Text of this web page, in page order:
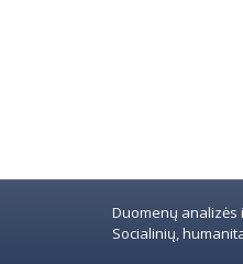
Duomenų analizės
Socialinių,